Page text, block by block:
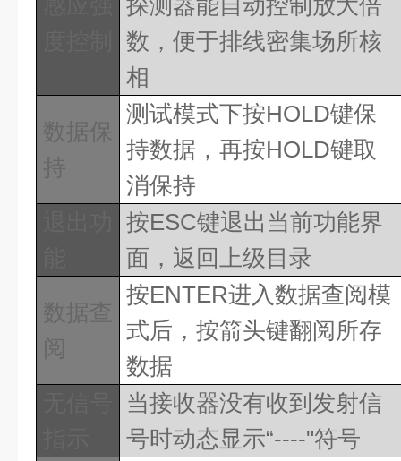
探测器能自动控制放大倍
数，便于排线密集场所核
相
数据保
持
测试模式下按HOLD键保
持数据，再按HOLD键取
消保持
按ESC键退出当前功能界
面，返回上级目录
数据查
阅
按ENTER进入数据查阅模
式后，按箭头键翻阅所存
数据
当接收器没有收到发射信
号时动态显示“----"符号